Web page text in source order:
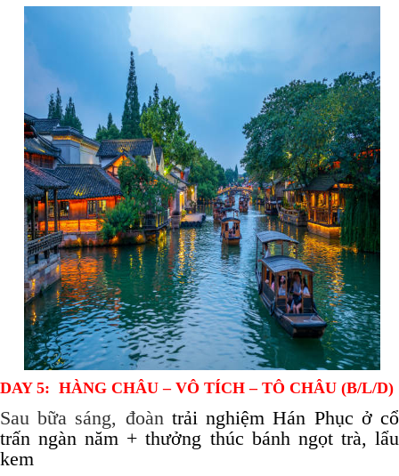
DAY 5: HÀNG CHÂU – VÔ TÍCH – TÔ CHÂU (B/L/D)
Sau bữa sáng, đoàntrải nghiệm Hán Phục ở cổ
trấn ngàn năm + thưởng thúc bánh ngọt trà, lẩu
kem